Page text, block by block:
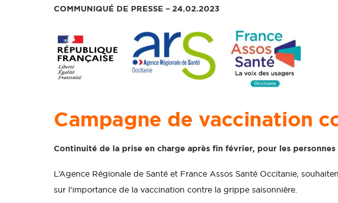
COMMUNIQUÉ DE PRESSE – 24.02.2023
Campagne de vaccination
Continuité de la prise en charge après fin février, pour les
L’Agence Régionale de Santé et France Assos Santé Occitanie,
sur l’importance de la vaccination contre la grippe saisonnière.